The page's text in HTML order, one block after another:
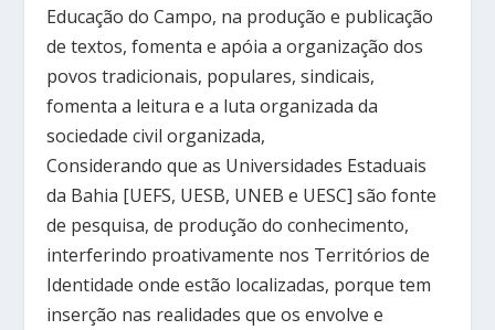
Educação do Campo, na produção e publicação
de textos, fomenta e apóia a organização dos
povos tradicionais, populares, sindicais,
fomenta a leitura e a luta organizada da
sociedade civil organizada,
Considerando que as Universidades Estaduais
da Bahia [UEFS, UESB, UNEB e UESC] são fonte
de pesquisa, de produção do conhecimento,
interferindo proativamente nos Territórios de
Identidade onde estão localizadas, porque tem
inserção nas realidades que os envolve e